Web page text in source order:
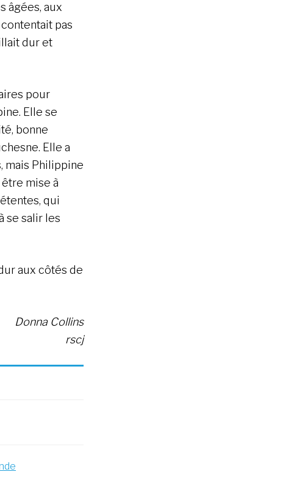
âgées, aux
pas
dur et
pour
Elle se
bonne
Elle a
mais Philippine
mise à
qui
se salir les
aux côtés de
Donna Collins
rscj